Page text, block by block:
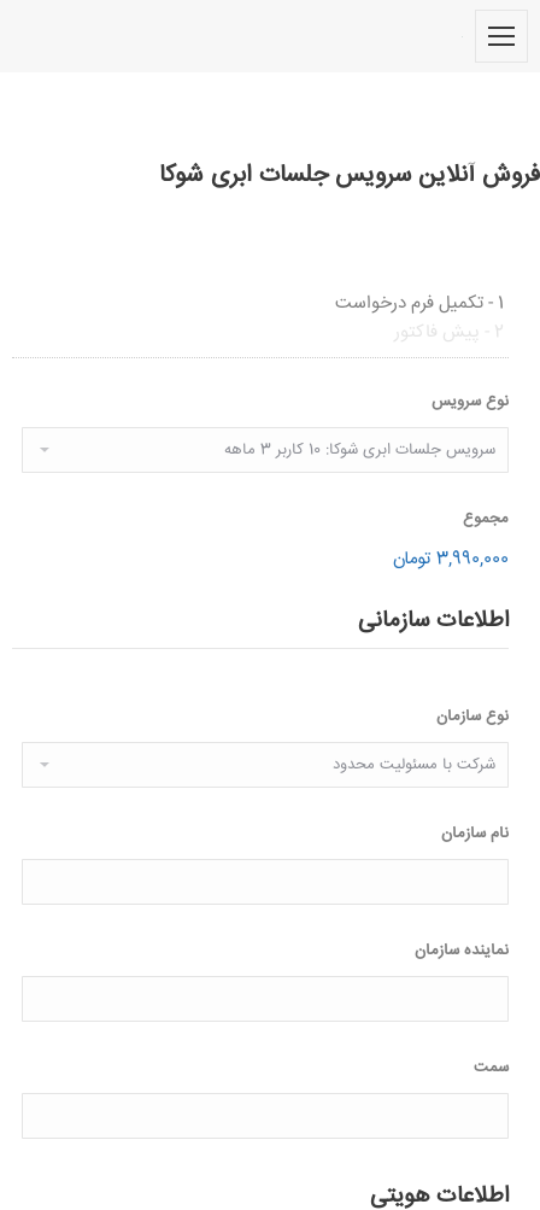
فروش آنلاین سرویس جلسات ابری شوکا
1 - تکمیل فرم درخواست
2
- پیش فاکتور
نوع سرویس
مجموع
3,990,000 تومان
اطلاعات سازمانی
نوع سازمان
نام سازمان
نماینده سازمان
سمت